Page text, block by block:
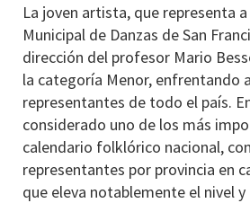
La joven artista, que representa a
Municipal de Danzas de San
dirección del profesor Mario
la categoría Menor, enfrentando
representantes de todo el país.
considerado uno de los más
calendario folklórico nacional,
representantes por provincia en
que eleva notablemente el nivel y